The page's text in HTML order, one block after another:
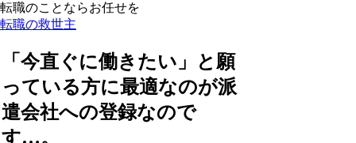
転職のことならお任せを
転職の救世主
「今直ぐに働きたい」と願
っている方に最適なのが派
遣会社への登録なので
す…。